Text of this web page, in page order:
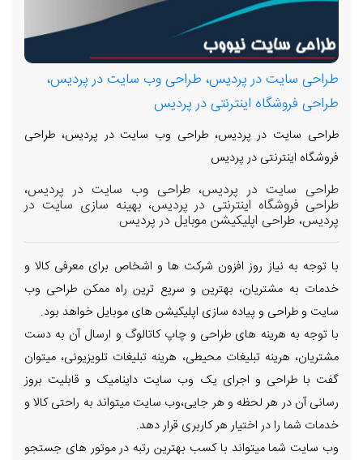
طراحی سایت در پردیس، طراحی وب سایت در پردیس،
طراحی فروشگاه اینترنتی در پردیس
طراحی سایت در پردیس، طراحی وب سایت در پردیس، طراحی
فروشگاه اینترنتی در پردیس
طراحی سایت در پردیس، طراحی وب سایت در پردیس،
طراحی فروشگاه اینترنتی در پردیس، بهینه سازی سایت در
پردیس، طراحی اپلیکیشن موبایل در پردیس
با توجه به نیاز روز افزون شرکت ها و اشخاص برای معرفی کالا و
خدمات به مشتریان، بهترین و سریع ترین راه ممکن طراحی وب
سایت و طراحی و پیاده سازی اپلیکیشن های موبایل خواهد بود.
با توجه به هرینه های طراحی و چاپ کاتالوگ و ارسال آن به دست
مشتریان، هرینه تبلیغات محیطی، هرینه تبلیغات تلویزیونی، میتوان
گفت با طراحی و اجرای یک وب سایت داینامیک و قابلیت بروز
رسانی آن در هر لحظه و هر جایی،وب سایت میتواند به راحتی کالا و
خدمات شما را در اختیار هر کاربری قرار دهد.
وب سایت شما میتواند با کسب بهترین رتبه در موتور های جستجو